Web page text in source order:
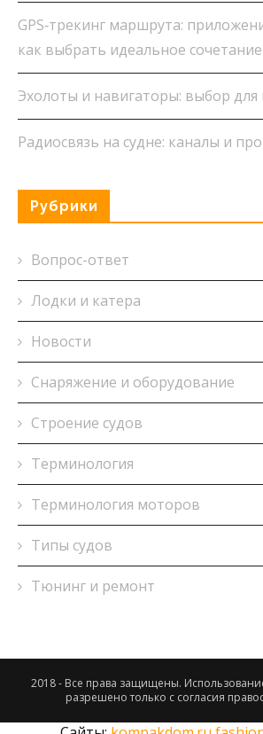
GPS‑трекинг маршрута:
как выбрать идеальное сочетание
Эхолоты и навигаторы: выбор для
Радиосвязь на судне: каналы и
Рубрики
Вопрос-ответ
Лодки и катера
Новости
Снаряжение и оборудование
Строение судов
Терминология
Терминология моторов
Типы судов
Тюнинг и ремонт
2018 - Все права защищены.
разрешено только с согласия